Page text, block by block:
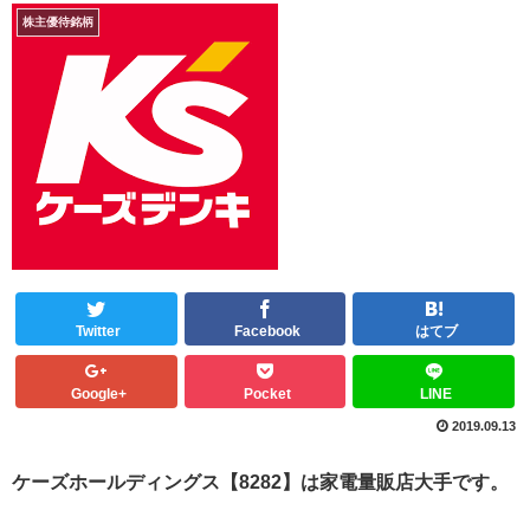
株主優待銘柄
Twitter Facebook はてブ
Google+ Pocket LINE
2019.09.13
ケーズホールディングス【8282】は家電量販店大手です。